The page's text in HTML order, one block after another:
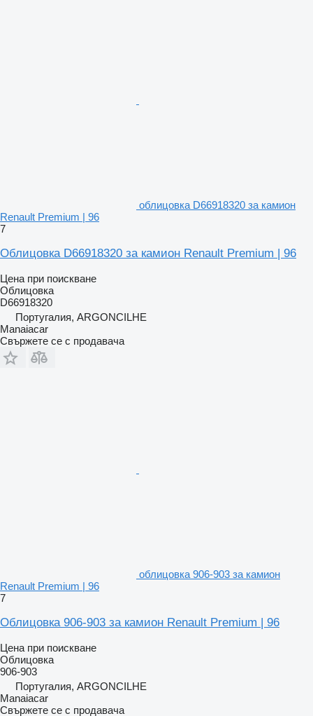
облицовка D66918320 за камион
Renault Premium | 96
7
Облицовка D66918320 за камион Renault Premium | 96
Цена при поискване
Облицовка
D66918320
Португалия, ARGONCILHE
Manaiacar
Свържете се с продавача
облицовка 906-903 за камион
Renault Premium | 96
7
Облицовка 906-903 за камион Renault Premium | 96
Цена при поискване
Облицовка
906-903
Португалия, ARGONCILHE
Manaiacar
Свържете се с продавача